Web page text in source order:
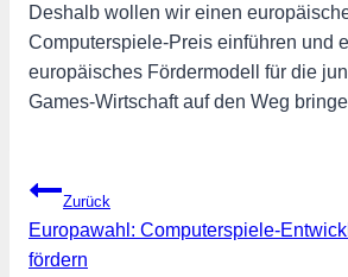
Deshalb wollen wir einen
Computerspiele-Preis einführen und
europäisches Fördermodell für die
Games-Wirtschaft auf den Weg
Beitragsnavigation
Zurück
Europawahl: Computerspiele-
fördern